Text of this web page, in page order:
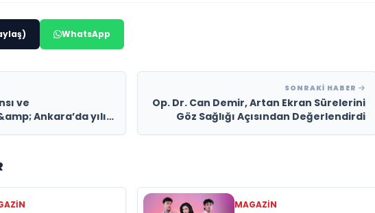
WhatsApp
ve
Ankara’da yılın
SONRAKI HABER
Op. Dr. Can Demir, Artan Ekran Sürelerini
Göz Sağlığı Açısından Değerlendirdi
MAGAZİN